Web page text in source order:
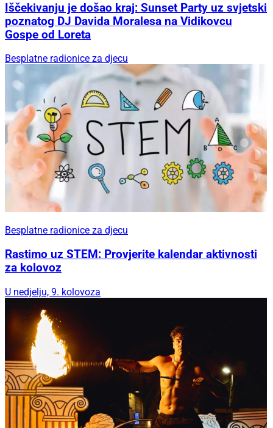
Iščekivanju je došao kraj: Sunset Party uz svjetski
poznatog DJ Davida Moralesa na Vidikovcu
Gospe od Loreta
Besplatne radionice za djecu
Besplatne radionice za djecu
Rastimo uz STEM: Provjerite kalendar aktivnosti
za kolovoz
U nedjelju, 9. kolovoza